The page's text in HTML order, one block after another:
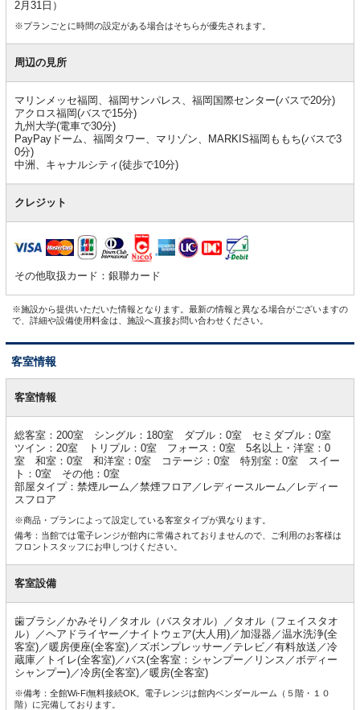
2月31日）
※プランごとに時間の設定がある場合はそちらが優先されます。
周辺の見所
マリンメッセ福岡、福岡サンパレス、福岡国際センター(バスで20分)
アクロス福岡(バスで15分)
九州大学(電車で30分)
PayPayドーム、福岡タワー、マリゾン、MARKIS福岡ももち(バスで3
0分)
中洲、キャナルシティ(徒歩で10分)
クレジット
その他取扱カード：銀聯カード
※施設から提供いただいた情報となります。最新の情報と異なる場合がございますの
で、詳細や設備使用料金は、施設へ直接お問い合わせください。
客室情報
室客室情報
総客室：200室 シングル：180室 ダブル：0室 セミダブル：0室
ツイン：20室 トリプル：0室 フォース：0室 5名以上・洋室：0
室 和室：0室 和洋室：0室 コテージ：0室 特別室：0室 スイー
ト：0室 その他：0室
部屋タイプ：禁煙ルーム／禁煙フロア／レディースルーム／レディー
スフロア
※商品・プランによって設定している客室タイプが異なります。
備考：当館では電子レンジが館内に常備されておりませんので、ご利用のお客様は
フロントスタッフにお申しつけください。
客室設備
歯ブラシ／かみそり／タオル（バスタオル）／タオル（フェイスタオ
ル）／ヘアドライヤー／ナイトウェア(大人用)／加湿器／温水洗浄(全
客室)／暖房便座(全客室)／ズボンプレッサー／テレビ／有料放送／冷
蔵庫／トイレ(全客室)／バス(全客室：シャンプー／リンス／ボディー
シャンプー)／冷房(全客室)／暖房(全客室)
※備考：全館Wi-Fi無料接続OK。電子レンジは館内ベンダールーム（５階・１０
階）に完備しております。